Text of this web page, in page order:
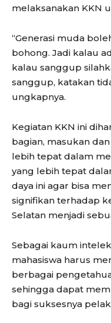
melaksanakan KKN
“Generasi muda
bohong. Jadi kalau
kalau sanggup
sanggup, katakan
ungkapnya.
Kegiatan KKN ini
bagian, masukan
lebih tepat dalam
yang lebih tepat
daya ini agar bisa
signifikan terhadap
Selatan menjadi
Sebagai kaum
mahasiswa harus
berbagai
sehingga dapat
bagi suksesnya